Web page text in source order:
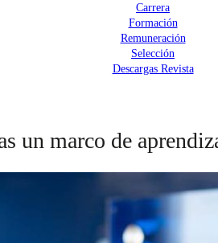
Carrera
Formación
Remuneración
Selección
Descargas Revista
marco de